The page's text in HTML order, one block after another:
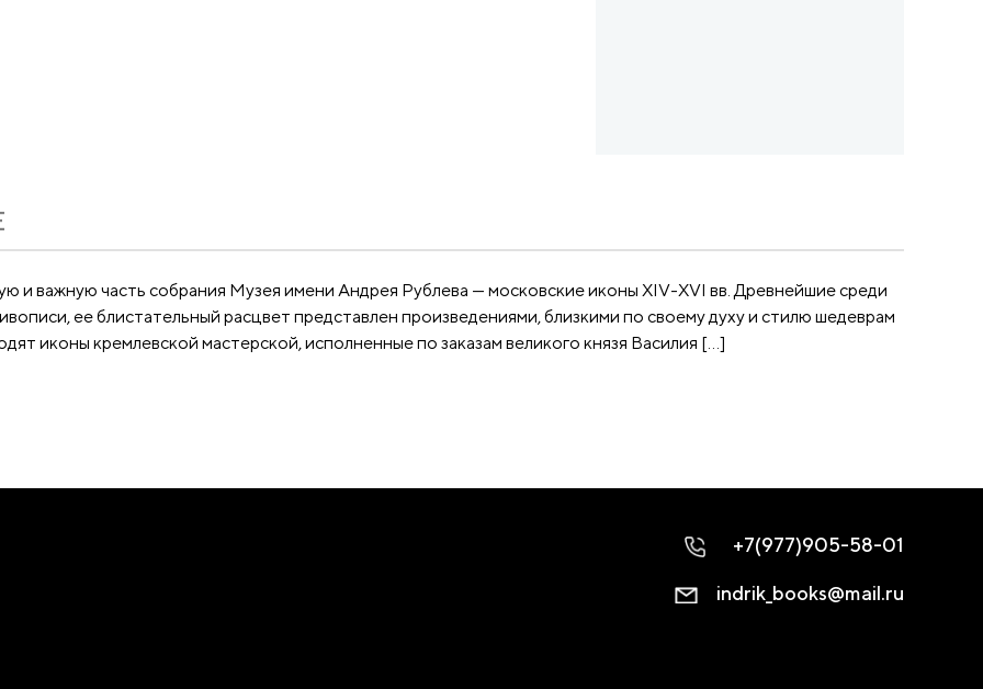
и важную часть собрания Музея имени Андрея Рублева — московские иконы XIV-XVI вв. Древнейшие среди
ее блистательный расцвет представлен произведениями, близкими по своему духу и стилю шедеврам
иконы кремлевской мастерской, исполненные по заказам великого князя Василия […]
+7(977)905-58-01
indrik_books@mail.ru